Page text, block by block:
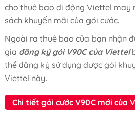
cho thuê bao di động Viettel may
sách khuyến mãi của gói cước.
Ngoài ra thuê bao của bạn nhận
gia đăng ký gói V90C của Viettel
thể đăng ký sử dụng được gói
Viettel này.
Chi tiết gói cước V90C mới của